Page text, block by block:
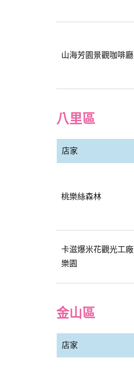
山海芳園景觀咖啡廳
八里區
店家
桃樂絲森林
卡滋爆米花觀光工廠
樂園
金山區
店家